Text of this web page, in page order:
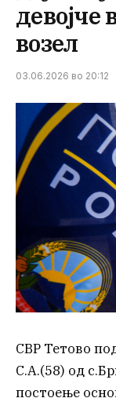
девојче
возел
03.06.2026 во 20:12
СВР Тетово
С.А.(58) од
постоење